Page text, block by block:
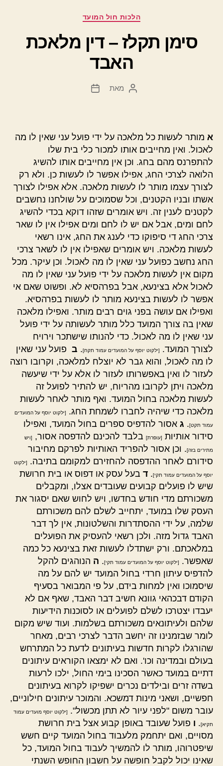
קטגוריות
הלכות חול המועד
סימן תקלז – דין מלאכת
האבד
המחבר
מאת
תאריך
א מותר לעשות כל מלאכה על ידי פועל עני שאין לו מה
לאכול. ואין מחייבים אותו למכור כלי בית שלו
להתפרנס מהם בחג. וכן אין מחייבים אותו להשיג
הלואה לצרכי החג, אפילו אפשר לו לעשות כן. ולא רק
לצורך עצמו מותר לו לעשות מלאכה. אלא אפילו לצורך
אשתו ובניו הקטנים, וכל שסמוכים על שולחנו נחשבים
לקטנים לענין זה. ויש אומרים שזהו דוקא בכדי להשיג
לחם ומים, אבל אם יש לו לחם ומים אפילו אין לו שאר
צרכי החג די סיפוקו כדי לענג את החג, אינו רשאי
לעשות מלאכה. ויש אומרים שאפילו אין לו לשאר צרכי
החג נחשב כפועל עני שאין לו מה לאכול. וכן עיקר. מכל
מקום אין לעשות מלאכה על ידי פועל עני שאין לו מה
לאכול אלא בצינעא, אבל בפרהסיא לא. ופשוט שאם אי
אפשר לו לעשות בצינעא מותר לו לעשות בפרהסיא.
ואפילו אם עושה בפני גוים רבים מותר. ואפילו מלאכה
שאין בה צורך המועד כלל מותר לעשותה על ידי פועל
עני שאין לו מה לאכול. כדי להנותו שישתכר וירויח
לצורך המועד.
[ילקוט יוסף על המועדים עמוד תקח]. ב פועל עני שאין
לו מה לאכול, והוא גבר לא יוצלח למלאכה, וקרובו רוצה
לעזור לו ואין באפשרותו לעזור לו אלא על ידי שיעשה
מלאכה ויתן לקרובו מהריוח, יש להתיר לפועל זה
לעשות מלאכה בחול המועד. ואף מותר לאחר לעשות
מלאכה כדי שיהיה לחברו לשמחת החג.
[ילקוט יוסף על המועדים
עמוד תקט]. ג אסור להדפיס ספרים בחול המועד, ואפילו
סידור אותיות [עופרת] בלבד להכינם להדפסה אסור, [ויש
מתירים בזה]. וכן אסור להפריד האותיות לפרקם מחיבור
סידורם לאחר ההדפסה להחזירם למקומם בתיבה.
[ילקוט
יוסף על המועדים עמוד תקי]. ד בעל עסק או דפוס או בית חרושת
שיש לו פועלים קבועים שעובדים אצלו, ומקבלים
משכורתם מדי חודש בחדשו, ויש לחוש שאם יסגור את
העסק שלו במועד, יתחייב לשלם להם משכורתם
שלמה, על ידי ההסתדרות והשלטונות, אין לך דבר
האבד גדול מזה. ולכן רשאי להעסיק את הפועלים
במלאכתם. ורק ישתדלו לעשות זאת בצינעא כל כמה
שאפשר.
[ילקוט יוסף על המועדים עמוד תקי]. ה הנוהגים להקל
להדפיס עיתון חרדי בחול המועד יש להם על מה
שיסמוכו ואין למחות בידם, על פי המבואר בסעיף
הקודם דבכהאי גוונא חשיב דבר האבד, שאף אם לא
יעבדו יצטרכו לשלם לפועלים או לסוכנות הידיעות
שלהם ולעיתונאים משכורתם בשלמות. ועוד שיש מקום
לומר שבזמנינו זה יחשב הדבר לצרכי רבים, מאחר
שהורגלו לקרות חדשות בעיתונים לדעת כל המתרחש
בעולם ובמדינה וכו'. ואם לא ימצאו הקוראים עיתונים
דתיים במועד כאשר הסכינו בימי החול, ילכו לרעות
בשדה זרים ובילדים נכרים ישפיקו לקרוא בעיתונים
חפשיים, ושאני מינות דמשכא. והמוכר עיתונים חילוניים,
עובר משום "לפני עיור לא תתן מכשול".
[ילקוט יוסף מועדים עמוד
תקיא]. ו פועל שעובד באופן קבוע אצל בית חרושת
מסויים, ואם יתחמק מלעבוד בחול המועד קיים חשש
שיפטרוהו, מותר לו להמשיך לעבוד בחול המועד, כל
שאינו יכול לקבל חופשה על חשבון החופש השנתי